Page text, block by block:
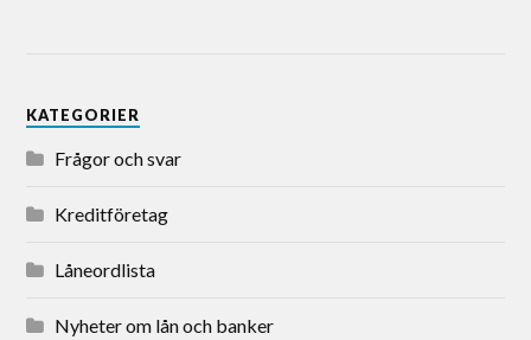
KATEGORIER
Frågor och svar
Kreditföretag
Låneordlista
Nyheter om lån och banker